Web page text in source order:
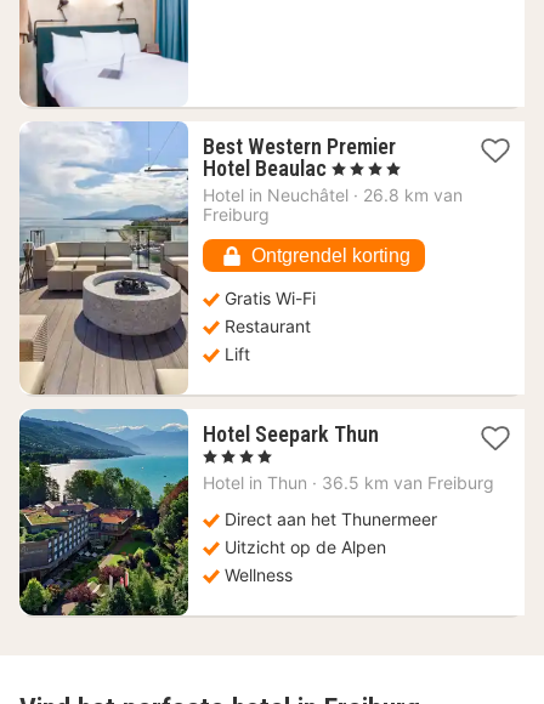
Best Western Premier
Hotel Beaulac 1
nacht
€
, 4 Sterren
Hotel in Neuchâtel · 26.8 km van
Freiburg
Ontgrendel korting
Gratis Wi-Fi
Restaurant
Lift
Hotel Seepark Thun1
vanaf
€
, 4 Sterren
Hotel in Thun · 36.5 km van Freiburg
Direct aan het Thunermeer
Uitzicht op de Alpen
Wellness